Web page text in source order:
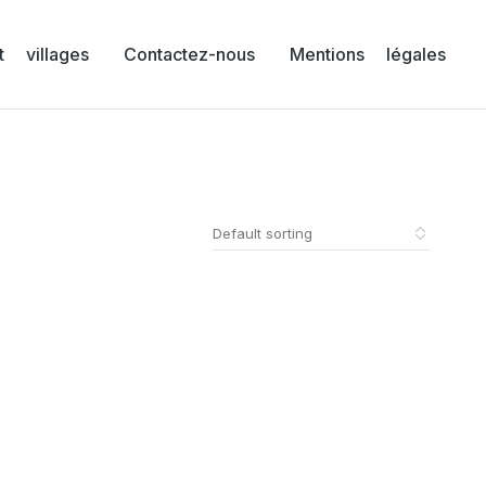
Contactez-nous Mentions légales